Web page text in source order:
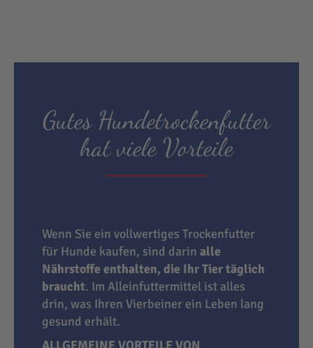
Gutes Hundetrockenfutter
hat viele Vorteile
Wenn Sie ein vollwertiges Trockenfutter
für Hunde kaufen, sind darin alle
Nährstoffe enthalten, die Ihr Tier täglich
braucht. Im Alleinfuttermittel ist alles
drin, was Ihren Vierbeiner ein Leben lang
gesund erhält.
ALLGEMEINE VORTEILE VON